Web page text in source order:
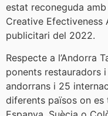
estat reconeguda
Creative
publicitari del 2022.
Respecte a l’Andorra
ponents restauradors
andorrans i 25
diferents països on es